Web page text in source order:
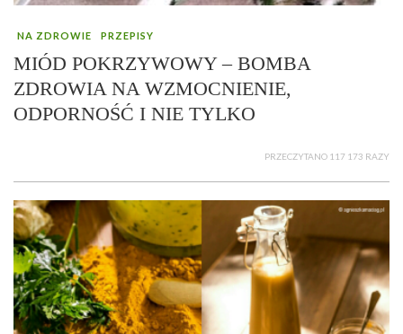
NA ZDROWIE PRZEPISY
MIÓD POKRZYWOWY – BOMBA
ZDROWIA NA WZMOCNIENIE,
ODPORNOŚĆ I NIE TYLKO
PRZECZYTANO 117 173 RAZY